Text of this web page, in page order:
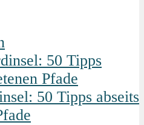
50 Tipps abseits